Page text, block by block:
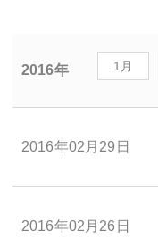
2016年 1月
2016年02月29日
2016年02月26日